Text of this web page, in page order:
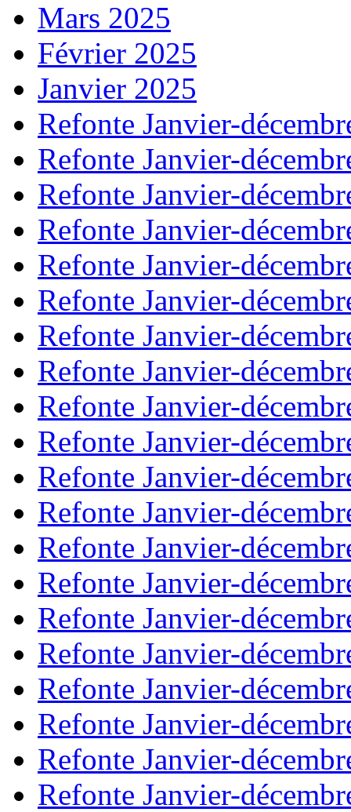
Mars 2025
Février 2025
Janvier 2025
Refonte Janvier-
Refonte Janvier-
Refonte Janvier-
Refonte Janvier-
Refonte Janvier-
Refonte Janvier-
Refonte Janvier-
Refonte Janvier-
Refonte Janvier-
Refonte Janvier-
Refonte Janvier-
Refonte Janvier-
Refonte Janvier-
Refonte Janvier-
Refonte Janvier-
Refonte Janvier-
Refonte Janvier-
Refonte Janvier-
Refonte Janvier-
Refonte Janvier-